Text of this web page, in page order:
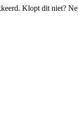
Klopt dit niet?